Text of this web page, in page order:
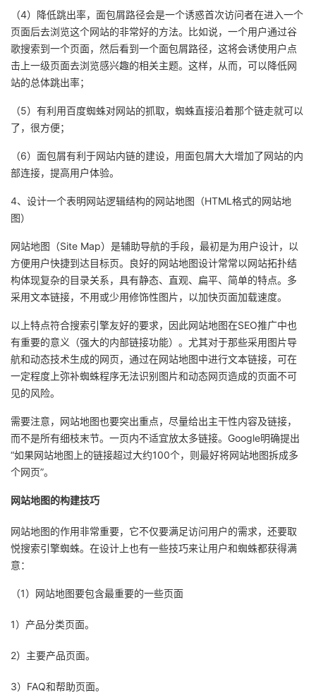
（4）降低跳出率，面包屑路径会是一个诱惑首次访问者在进入一个
页面后去浏览这个网站的非常好的方法。比如说，一个用户通过谷
歌搜索到一个页面，然后看到一个面包屑路径，这将会诱使用户点
击上一级页面去浏览感兴趣的相关主题。这样，从而，可以降低网
站的总体跳出率；
（5）有利用百度蜘蛛对网站的抓取，蜘蛛直接沿着那个链走就可以
了，很方便；
（6）面包屑有利于网站内链的建设，用面包屑大大增加了网站的内
部连接，提高用户体验。
4、设计一个表明网站逻辑结构的网站地图（HTML格式的网站地
图）
网站地图（Site Map）是辅助导航的手段，最初是为用户设计，以
方便用户快捷到达目标页。良好的网站地图设计常常以网站拓扑结
构体现复杂的目录关系，具有静态、直观、扁平、简单的特点。多
采用文本链接，不用或少用修饰性图片，以加快页面加载速度。
以上特点符合搜索引擎友好的要求，因此网站地图在SEO推广中也
有重要的意义（强大的内部链接功能）。尤其对于那些采用图片导
航和动态技术生成的网页，通过在网站地图中进行文本链接，可在
一定程度上弥补蜘蛛程序无法识别图片和动态网页造成的页面不可
见的风险。
需要注意，网站地图也要突出重点，尽量给出主干性内容及链接，
而不是所有细枝末节。一页内不适宜放太多链接。Google明确提出
“如果网站地图上的链接超过大约100个，则最好将网站地图拆成多
个网页”。
网站地图的构建技巧
网站地图的作用非常重要，它不仅要满足访问用户的需求，还要取
悦搜索引擎蜘蛛。在设计上也有一些技巧来让用户和蜘蛛都获得满
意：
（1）网站地图要包含最重要的一些页面
1）产品分类页面。
2）主要产品页面。
3）FAQ和帮助页面。